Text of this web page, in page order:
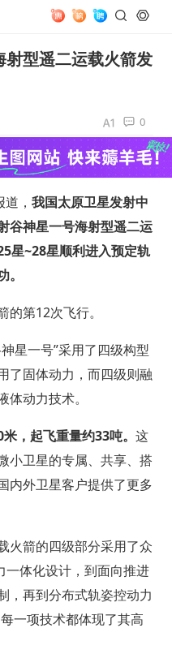
型遥二运载火箭发
0
， 我国太原卫星发射中
谷神星一号海射型遥二运
星~28星顺利进入预定轨
第12次飞行。
星一号”采用了四级构型
了固体动力，而四级则融
动力技术。
，起飞重量约33吨。 这
小卫星的专属、共享、搭
内外卫星客户提供了更多
火箭的四级部分采用了众
体化设计，到面向推进
，再到分布式轨姿控动力
一项技术都体现了其高